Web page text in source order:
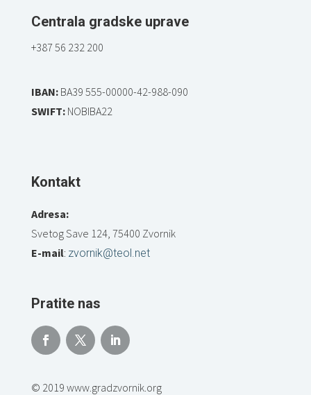
Centrala gradske uprave
+387 56 232 200
IBAN:BA39 555-00000-42-988-090
SWIFT:NOBIBA22
Kontakt
Adresa:
Svetog Save 124, 75400 Zvornik
E-mail: zvornik@teol.net
Pratite nas
© 2019 www.gradzvornik.org